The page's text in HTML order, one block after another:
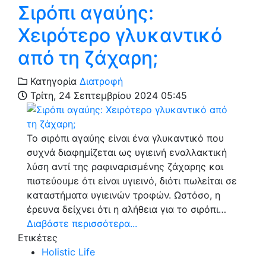
Σιρόπι αγαύης:
Χειρότερο γλυκαντικό
από τη ζάχαρη;
Κατηγορία Διατροφή
Τρίτη, 24 Σεπτεμβρίου 2024 05:45
Το σιρόπι αγαύης είναι ένα γλυκαντικό που
συχνά διαφημίζεται ως υγιεινή εναλλακτική
λύση αντί της ραφιναρισμένης ζάχαρης και
πιστεύουμε ότι είναι υγιεινό, διότι πωλείται σε
καταστήματα υγιεινών τροφών. Ωστόσο, η
έρευνα δείχνει ότι η αλήθεια για το σιρόπι…
Διαβάστε περισσότερα...
Ετικέτες
Holistic Life